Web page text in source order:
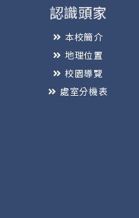
認識頭家
本校簡介
地理位置
校園導覽
處室分機表